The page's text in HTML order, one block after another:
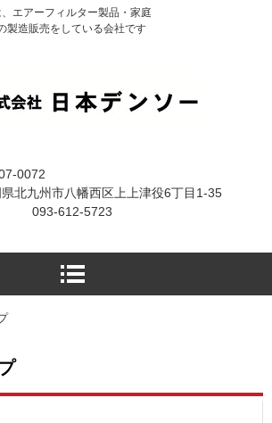
エアーフィルター製品・家庭
製造販売をしている会社です
0072
北九州市八幡西区上上津役6丁目1-35
093-612-5723